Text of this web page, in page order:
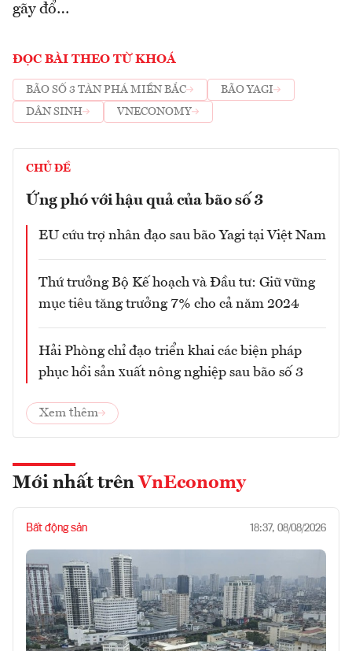
gãy đổ…
ĐỌC BÀI THEO TỪ KHOÁ
BÃO SỐ 3 TÀN PHÁ MIỀN BẮC
BÃO YAGI
DÂN SINH
VNECONOMY
CHỦ ĐỀ
Ứng phó với hậu quả của bão số 3
EU cứu trợ nhân đạo sau bão Yagi tại Việt Nam
Thứ trưởng Bộ Kế hoạch và Đầu tư: Giữ vững
mục tiêu tăng trưởng 7% cho cả năm 2024
Hải Phòng chỉ đạo triển khai các biện pháp
phục hồi sản xuất nông nghiệp sau bão số 3
Xem thêm
Mới nhất trên VnEconomy
Bất động sản 18:37, 08/08/2026